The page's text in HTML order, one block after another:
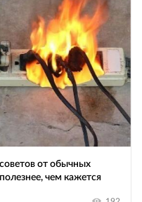
от обычных
чем кажется